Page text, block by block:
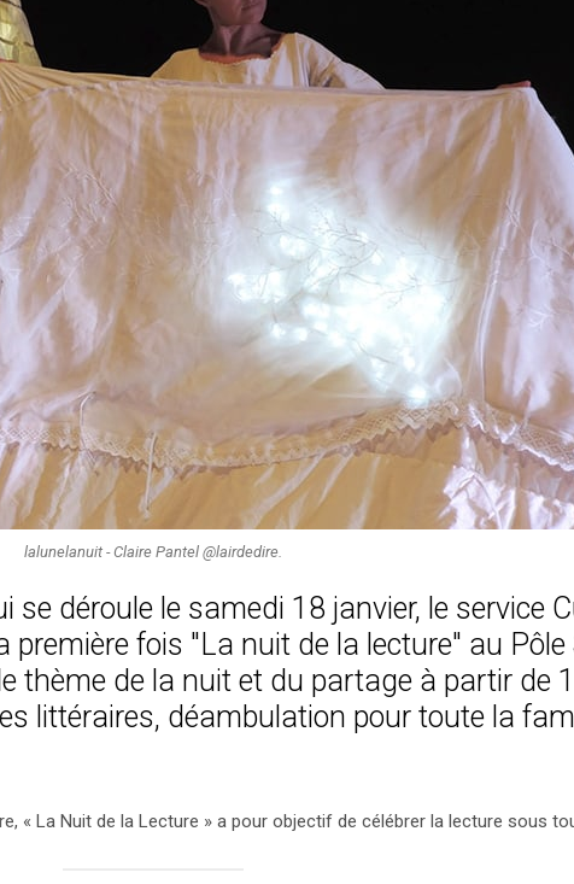
lalunelanuit - Claire Pantel @lairdedire.
déroule le samedi 18 janvier, le service
fois "La nuit de la lecture" au Pôle
thème de la nuit et du partage à partir de
littéraires, déambulation pour toute la
« La Nuit de la Lecture » a pour objectif de célébrer la lecture sous